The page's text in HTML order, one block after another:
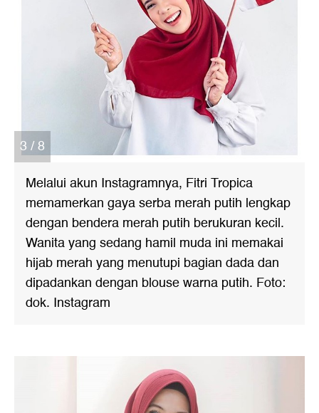
3 / 8
Melalui akun Instagramnya, Fitri Tropica
memamerkan gaya serba merah putih lengkap
dengan bendera merah putih berukuran kecil.
Wanita yang sedang hamil muda ini memakai
hijab merah yang menutupi bagian dada dan
dipadankan dengan blouse warna putih. Foto:
dok. Instagram